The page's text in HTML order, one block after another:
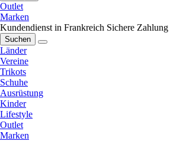
Outlet
Marken
Kundendienst in Frankreich Sichere Zahlung
Suchen
Länder
Vereine
Trikots
Schuhe
Ausrüstung
Kinder
Lifestyle
Outlet
Marken